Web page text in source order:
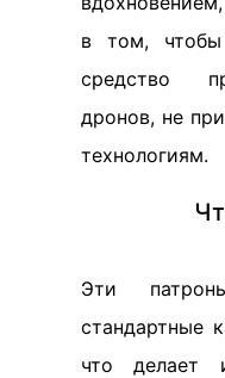
в том, чтобы
средство
дронов, не
технологиям.
Эти
стандартные
что делает